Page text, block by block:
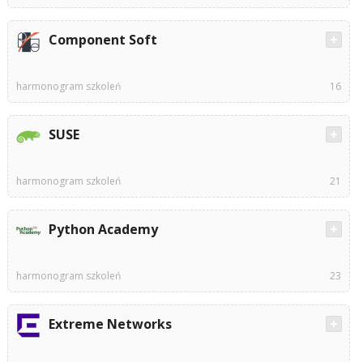
Component Soft
harmonogram szkoleń 16
SUSE
harmonogram szkoleń 21
Python Academy
harmonogram szkoleń 23
Extreme Networks